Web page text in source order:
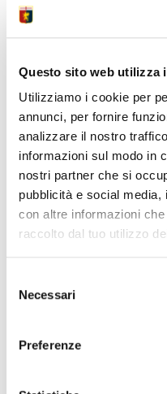
Questo sito web utilizza
Utilizziamo i cookie per
annunci, per fornire
analizzare il nostro
informazioni sul modo in
nostri partner che si
pubblicità e social media,
con altre informazioni
raccolto dal tuo utilizzo
delNecessari
Preferenze
continuato anche lo
promozione, con sconti
articoli delle linee
commerciale sabato,
negozio di via XII Ottobre.